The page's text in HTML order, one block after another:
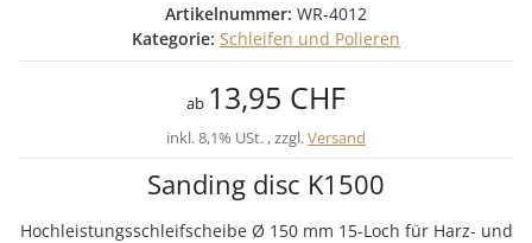
Artikelnummer: WR-4012
Kategorie: Schleifen und Polieren
ab 13,95 CHF
inkl. 8,1% USt. , zzgl.Versand
Sanding disc K1500
Hochleistungsschleifscheibe Ø 150 mm 15-Loch für Harz- und